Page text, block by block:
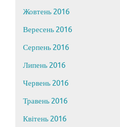
Жовтень 2016
Вересень 2016
Серпень 2016
Липень 2016
Червень 2016
Травень 2016
Квітень 2016